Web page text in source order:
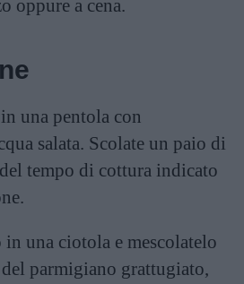
oppure a cena.
una pentola con
salata. Scolate un paio di
tempo di cottura indicato
una ciotola e mescolatelo
parmigiano grattugiato,